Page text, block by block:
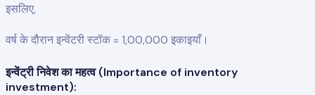
इसलिए,
वर्ष के दौरान इन्वेंटरी स्टॉक = 1,00,000 इकाइयाँ।
इन्वेंट्री निवेश का महत्व (Importance of inventory
investment):